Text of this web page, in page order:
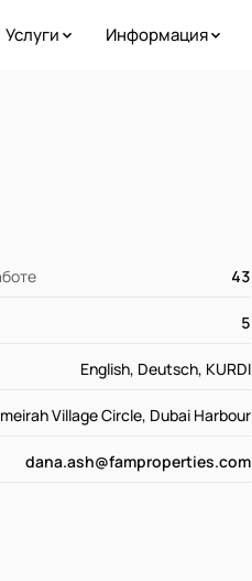
Услуги Информация
43
5
English, Deutsch, KURDI
Village Circle, Dubai Harbour
dana.ash@famproperties.com